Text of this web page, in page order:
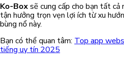
Ko-Boxsẽ cung cấp cho bạn tất
tận hưởng trọn vẹn lợi ích từ xu
bùng nổ này.
Bạn có thể quan tâm: Top app
tiếng uy tín 2025